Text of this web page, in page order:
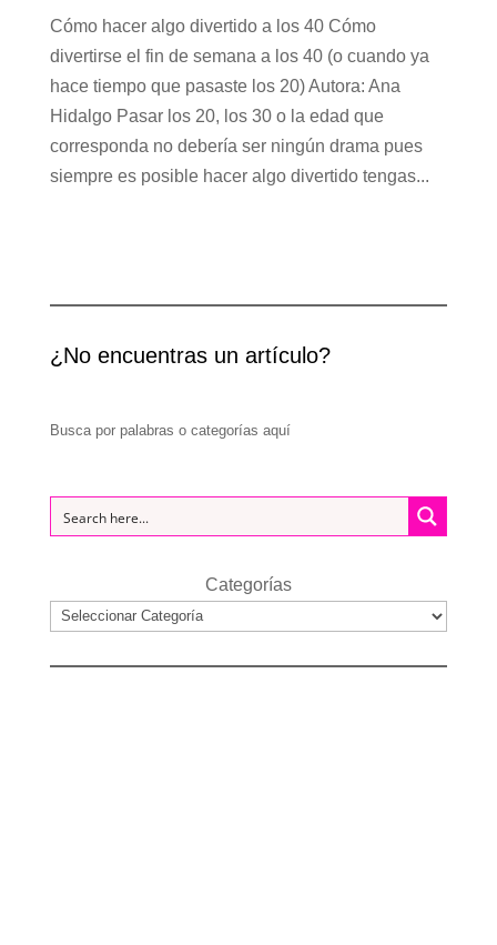
Cómo hacer algo divertido a los 40 Cómo
divertirse el fin de semana a los 40 (o cuando ya
hace tiempo que pasaste los 20) Autora: Ana
Hidalgo Pasar los 20, los 30 o la edad que
corresponda no debería ser ningún drama pues
siempre es posible hacer algo divertido tengas...
¿No encuentras un artículo?
Busca por palabras o categorías aquí
Categorías